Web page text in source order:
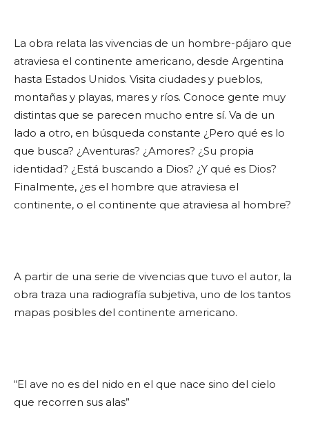
La obra relata las vivencias de un hombre-pájaro que
atraviesa el continente americano, desde Argentina
hasta Estados Unidos. Visita ciudades y pueblos,
montañas y playas, mares y ríos. Conoce gente muy
distintas que se parecen mucho entre sí. Va de un
lado a otro, en búsqueda constante ¿Pero qué es lo
que busca? ¿Aventuras? ¿Amores? ¿Su propia
identidad? ¿Está buscando a Dios? ¿Y qué es Dios?
Finalmente, ¿es el hombre que atraviesa el
continente, o el continente que atraviesa al hombre?
A partir de una serie de vivencias que tuvo el autor, la
obra traza una radiografía subjetiva, uno de los tantos
mapas posibles del continente americano.
“El ave no es del nido en el que nace sino del cielo
que recorren sus alas”